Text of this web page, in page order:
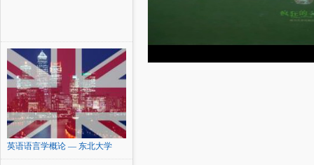
英语语言学概论 — 东北大学